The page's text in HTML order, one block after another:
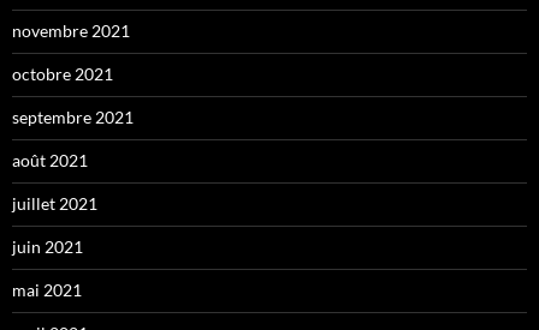
novembre 2021
octobre 2021
septembre 2021
août 2021
juillet 2021
juin 2021
mai 2021